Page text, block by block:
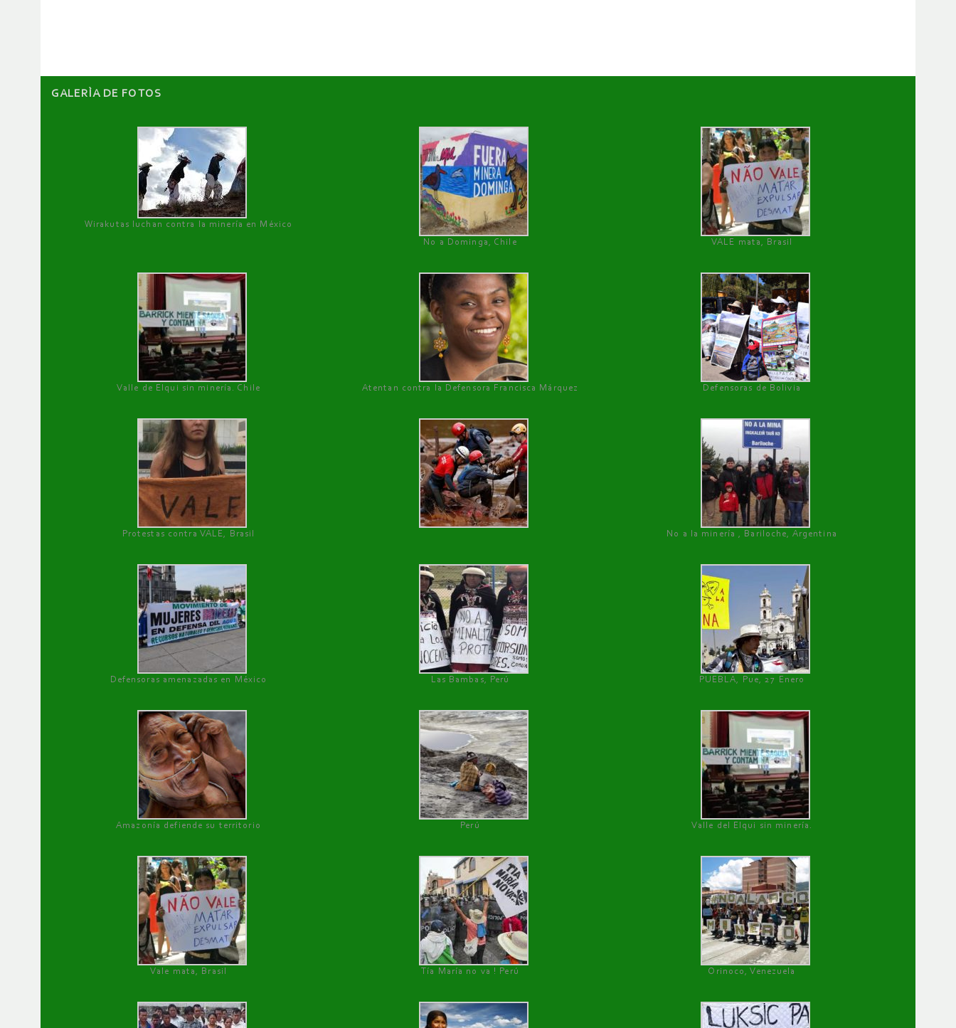
GALERÌA DE FOTOS
Wirakutas luchan contra la minería en México
No a Dominga, Chile
VALE mata, Brasil
Valle de Elqui sin minería. Chile Atentan contra la Defensora Francisca Márquez Defensoras de Bolivia
Protestas contra VALE, Brasil No a la minería , Bariloche, Argentina
Defensoras amenazadas en México Las Bambas, Perú PUEBLA, Pue, 27 Enero
Amazonía defiende su territorio Perú Valle del Elqui sin minería.
Vale mata, Brasil Tía María no va ! Perú Orinoco, Venezuela